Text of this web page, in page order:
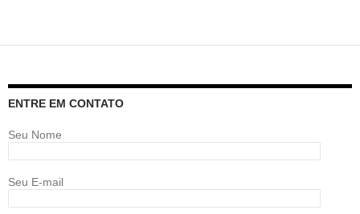
ENTRE EM CONTATO
Seu Nome
Seu E-mail